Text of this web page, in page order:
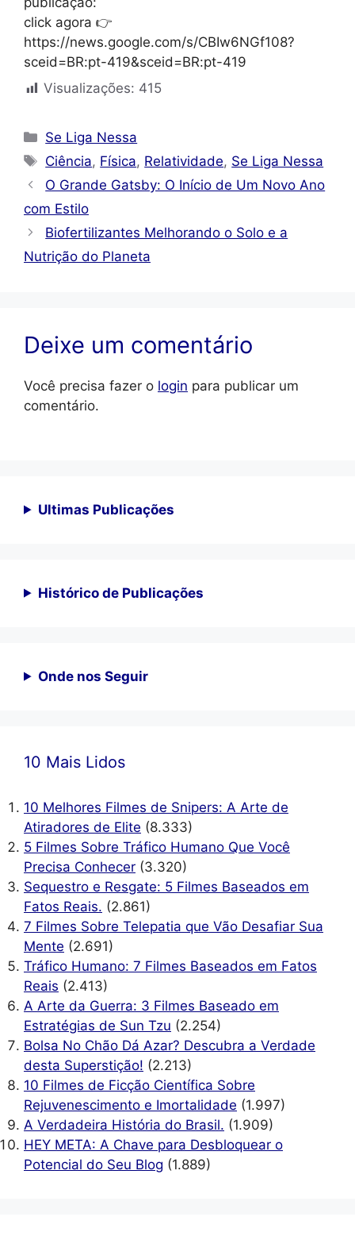
click agora 👉
https://news.google.com/s/CBIw6NGf108?
sceid=BR:pt-419&sceid=BR:pt-419
Visualizações: 415
Categorias
Se Liga Nessa
Tags
Ciência, Física, Relatividade, Se Liga Nessa
O Grande Gatsby: O Início de Um Novo Ano
com Estilo
Biofertilizantes Melhorando o Solo e a
Nutrição do Planeta
Deixe um comentário
Você precisa fazer o login para publicar um
comentário.
Ultimas Publicações
Histórico de Publicações
Onde nos Seguir
10 Mais Lidos
10 Melhores Filmes de Snipers: A Arte de
Atiradores de Elite (8.333)
5 Filmes Sobre Tráfico Humano Que Você
Precisa Conhecer (3.320)
Sequestro e Resgate: 5 Filmes Baseados em
Fatos Reais. (2.861)
7 Filmes Sobre Telepatia que Vão Desafiar Sua
Mente (2.691)
Tráfico Humano: 7 Filmes Baseados em Fatos
Reais (2.413)
A Arte da Guerra: 3 Filmes Baseado em
Estratégias de Sun Tzu (2.254)
Bolsa No Chão Dá Azar? Descubra a Verdade
desta Superstição! (2.213)
10 Filmes de Ficção Científica Sobre
Rejuvenescimento e Imortalidade (1.997)
A Verdadeira História do Brasil. (1.909)
HEY META: A Chave para Desbloquear o
Potencial do Seu Blog (1.889)